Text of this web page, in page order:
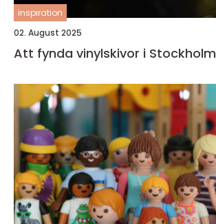
inspiration
02. August 2025
Att fynda vinylskivor i Stockholm